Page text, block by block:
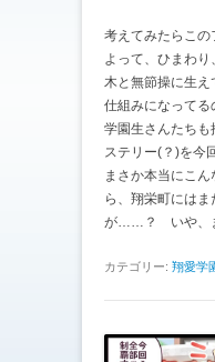
考えてみたらこの
よって、ひまわ
木と無節操に生え
仕組みになって
学園生さんたちも
ステリー(？)を今
まさか本当にこ
ら、翔栄町には
が……？ いや、
カテゴリー: 翔愛学